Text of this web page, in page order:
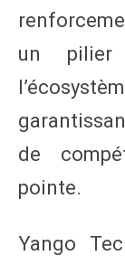
un pilier
de
pointe.
Yango